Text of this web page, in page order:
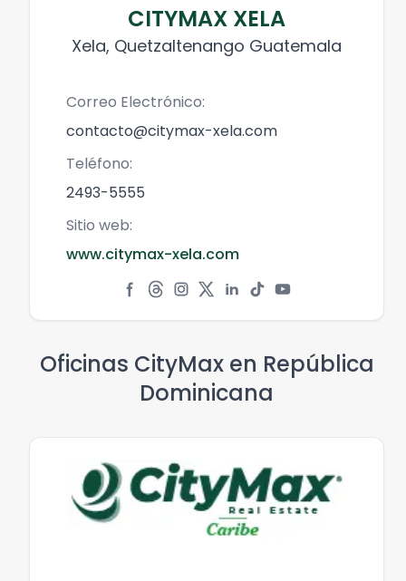
CITYMAX XELA
Xela, Quetzaltenango Guatemala
Correo Electrónico:
contacto@citymax-xela.com
Teléfono:
2493-5555
Sitio web:
www.citymax-xela.com
Oficinas CityMax en República
Dominicana